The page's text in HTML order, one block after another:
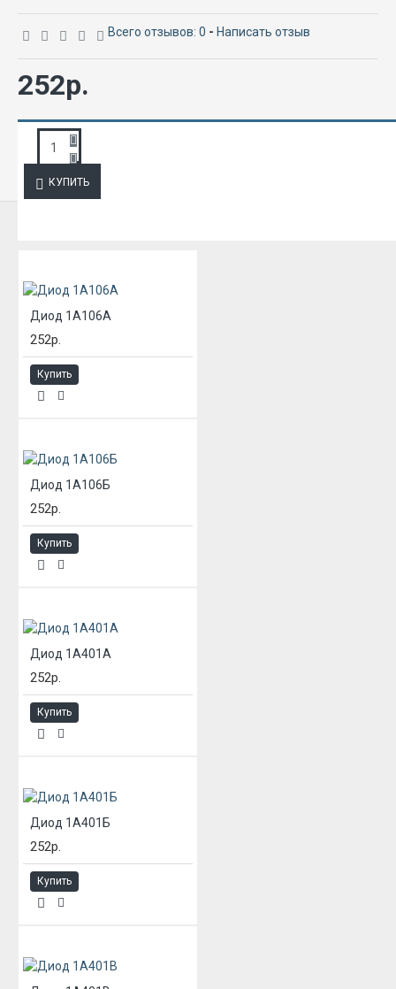
Всего отзывов: 0 - Написать отзыв
252р.
КУПИТЬ
Диод 1А106А
252р.
Купить
Диод 1А106Б
252р.
Купить
Диод 1А401А
252р.
Купить
Диод 1А401Б
252р.
Купить